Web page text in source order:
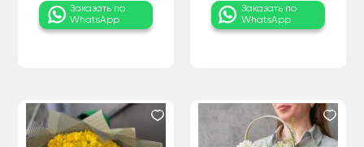
Заказать по
WhatsApp
Заказать по
WhatsApp